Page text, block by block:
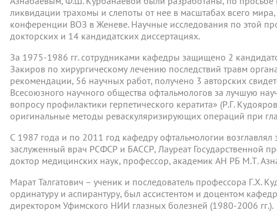
ликвидации трахомы и слепоты от нее в масштабах всего
конференции ВОЗ в Женеве. Научные исследования по этой
докторских и 14 кандидатских диссертациях.
За 1975-1986 гг. сотрудниками кафедры защищено 2
Закиров по хирургическому лечению последствий травм
рекомендации, 56 научных работ, получено 3 авторских
Всесоюзного научного общества офтальмологов за лучшую
вопросу профилактики герпетического кератита» (Р.Г.
оригинальные методы реваскуляризирующих операций при
С 1987 года и по 2011 год кафедру офтальмологии
заслуженный врач РСФСР и БАССР, Лауреат Государственной
доктор медицинских наук, профессор, академик АН РБ М.Т.
Марат Талгатович – ученик и последователь профессора Г.Х.
ординатуру и аспирантуру, был ассистентом и доцентом
директором Уфимского НИИ глазных болезней (1980-2006 гг.).